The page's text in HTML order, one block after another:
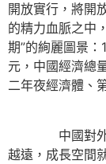
開放實行，將開
的精力血脈之中
期”的絢麗圖景
元，中國經濟總
二年夜經濟體、
中國對外開
越遠，成長空間